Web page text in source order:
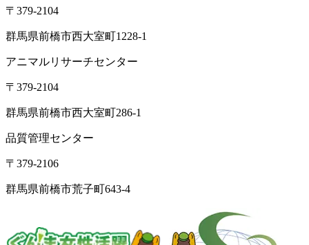
〒379-2104
群馬県前橋市西大室町1228-1
アニマルリサーチセンター
〒379-2104
群馬県前橋市西大室町286-1
品質管理センター
〒379-2106
群馬県前橋市荒子町643-4